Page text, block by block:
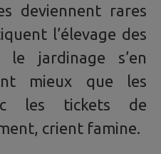
deviennent rares
l’élevage des
jardinage s’en
mieux que les
les tickets de
crient famine.